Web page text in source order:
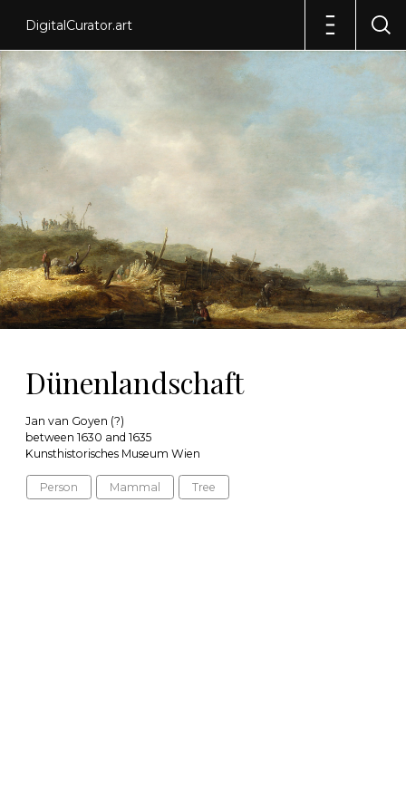
DigitalCurator.art
Dünenlandschaft
Jan van Goyen (?)
between 1630 and 1635
Kunsthistorisches Museum Wien
Person Mammal Tree